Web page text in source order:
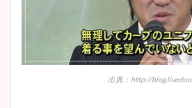
出典：http://